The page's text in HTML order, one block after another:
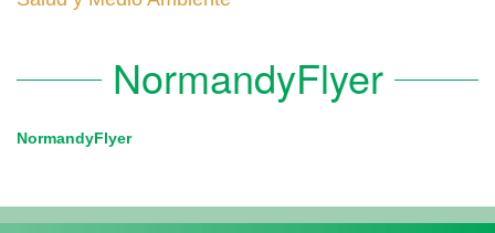
NormandyFlyer
NormandyFlyer